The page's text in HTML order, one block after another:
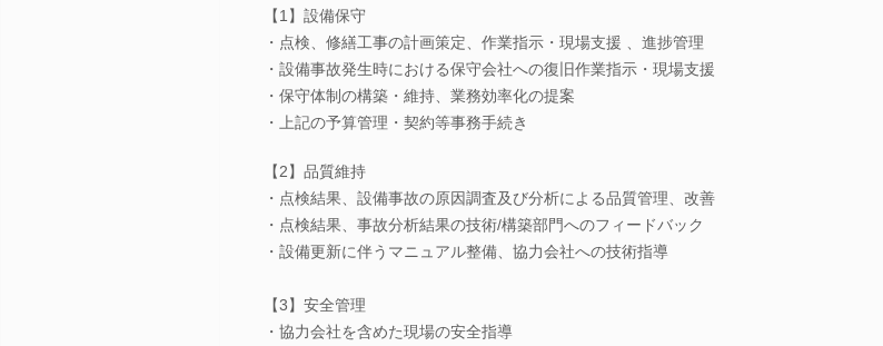
【1】設備保守
・点検、修繕工事の計画策定、作業指示・現場支援 、進捗管理
・設備事故発生時における保守会社への復旧作業指示・現場支援
・保守体制の構築・維持、業務効率化の提案
・上記の予算管理・契約等事務手続き
【2】品質維持
・点検結果、設備事故の原因調査及び分析による品質管理、改善
・点検結果、事故分析結果の技術/構築部門へのフィードバック
・設備更新に伴うマニュアル整備、協力会社への技術指導
【3】安全管理
・協力会社を含めた現場の安全指導